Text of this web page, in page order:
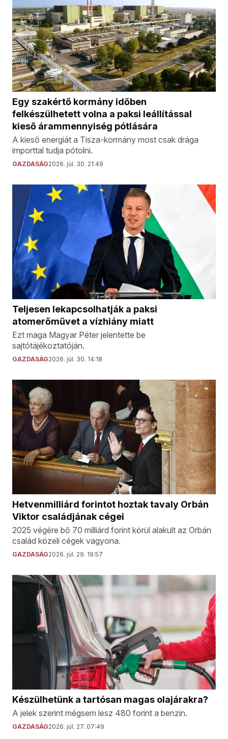
Egy szakértő kormány időben
felkészülhetett volna a paksi leállítással
kieső árammennyiség pótlására
A kieső energiát a Tisza-kormány most csak drága
importtal tudja pótolni.
GAZDASÁG2026. júl. 30. 21:49
Teljesen lekapcsolhatják a paksi
atomerőművet a vízhiány miatt
Ezt maga Magyar Péter jelentette be
sajtótájékoztatóján.
GAZDASÁG2026. júl. 30. 14:18
Hetvenmilliárd forintot hoztak tavaly Orbán
Viktor családjának cégei
2025 végére bő 70 milliárd forint körül alakult az Orbán
család közeli cégek vagyona.
GAZDASÁG2026. júl. 29. 19:57
Készülhetünk a tartósan magas olajárakra?
A jelek szerint mégsem lesz 480 forint a benzin.
GAZDASÁG2026. júl. 27. 07:49